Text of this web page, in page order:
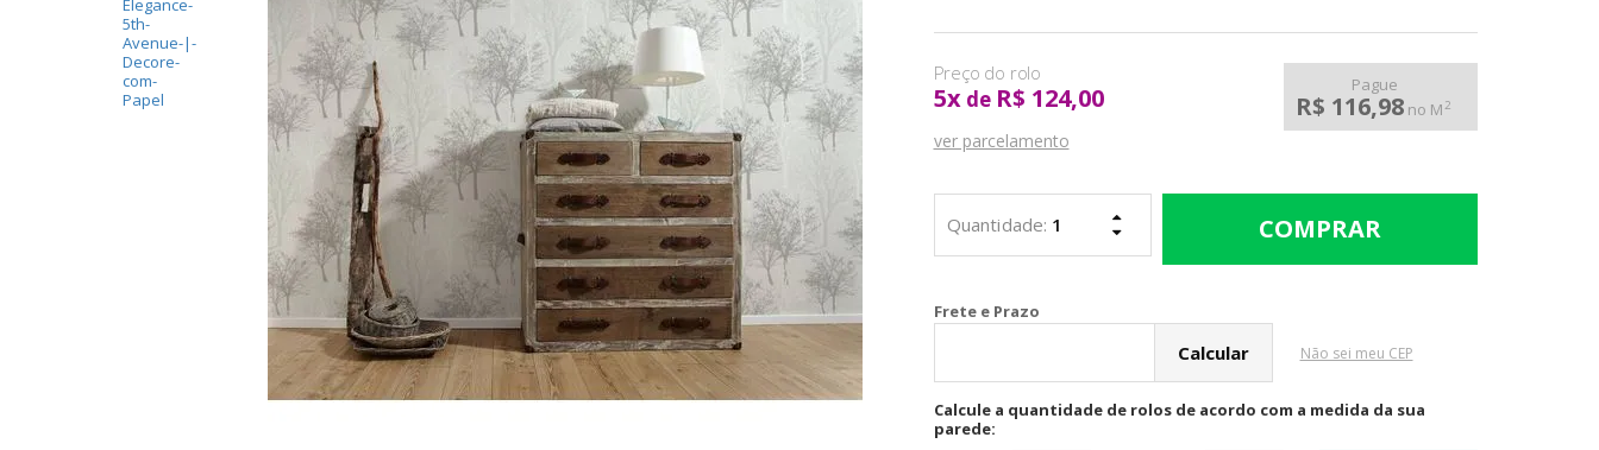
Parede
pela
Internet 5xde R$ 124,00 Pague
R$ 116,98 no M2
ver parcelamento
Não sei meu CEP
Calcule a quantidade de rolos de acordo com a medida da sua
parede: